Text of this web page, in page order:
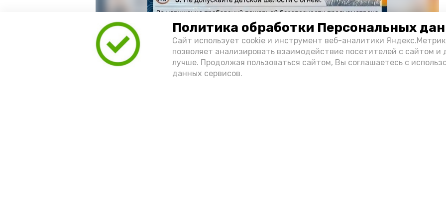
Политика обработки Персональных
Сайт использует cookie и инструмент веб-аналитики
позволяет анализировать взаимодействие посетителей с сайтом и
лучше. Продолжая пользоваться сайтом, Вы соглашаетесь с
данных сервисов.
Фото: max.ru/mchs_astrakhan